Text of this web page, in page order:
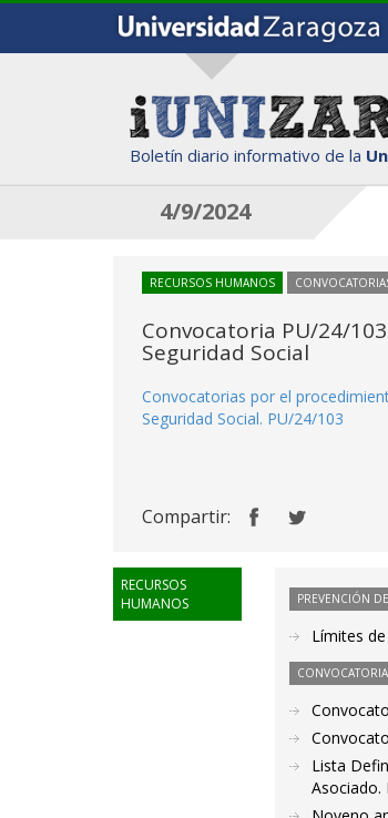
Boletín diario informativo de la
4/9/2024
RECURSOS HUMANOS
Convocatoria PU/24/
Seguridad Social
Convocatorias por el
Seguridad Social. PU/24/103
Compartir:
RECURSOS
HUMANOS
PREVENCIÓN
Límites
Lista
Asociado.